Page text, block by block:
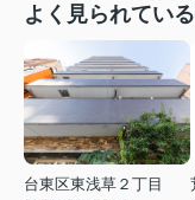
よく見られてい
台東区東浅草２丁目